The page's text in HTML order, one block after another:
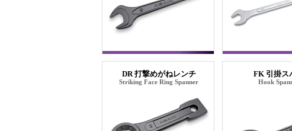
DR 打撃めがねレンチ
Striking Face Ring Spanner
FK 引掛ス
Hook